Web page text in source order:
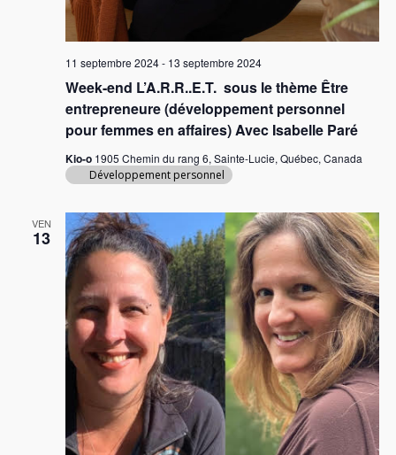
Week-end L’A.R.R..E.T. sous le thème Être
entrepreneure (développement personnel
pour femmes en affaires) Avec Isabelle Paré
11 septembre 2024- 13 septembre 2024
Kio-o 1905 Chemin du rang 6, Sainte-Lucie, Québec, Canada
Développement personnel
VEN
13